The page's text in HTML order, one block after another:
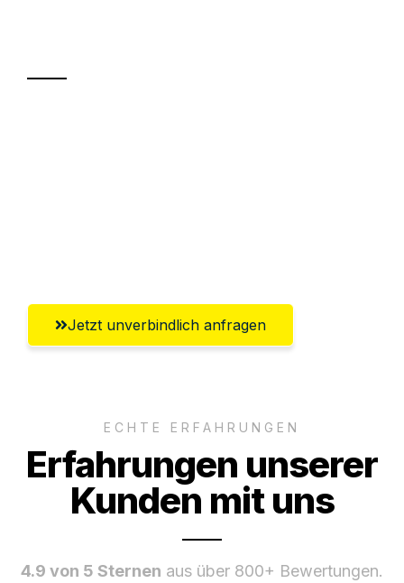
Jetzt unverbindlich anfragen
ECHTE ERFAHRUNGEN
Erfahrungen unserer
Kunden mit uns
4.9 von 5 Sternen aus über 800+ Bewertungen.